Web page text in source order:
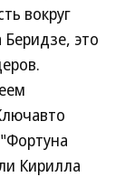
вокруг
это
Кирилла